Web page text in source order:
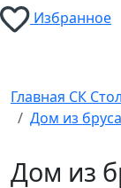
Избранное
Главная СК
Дом из
Дом из